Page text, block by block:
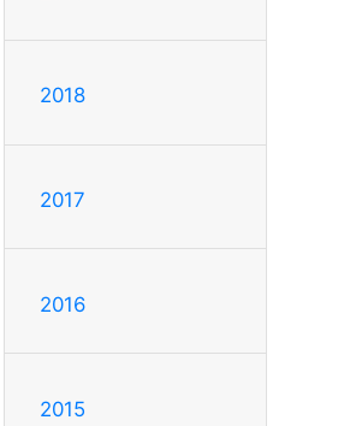
2018
2017
2016
2015